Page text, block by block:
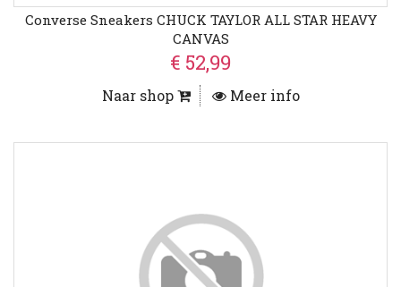
Converse Sneakers CHUCK TAYLOR ALL STAR HEAVY
CANVAS
€ 52,99
Naar shop Meer info